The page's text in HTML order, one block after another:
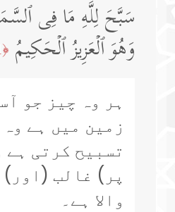
سَبَّحَ لِلَّهِ مَا فِی
وَهُوَ ٱلۡعَزِیزُ ٱلۡحَكِیمُ ﴿1﴾
ہر وہ چیز جو
زمین میں ہے
تسبیح کرتی ہے
پر) غالب
والا ہے۔